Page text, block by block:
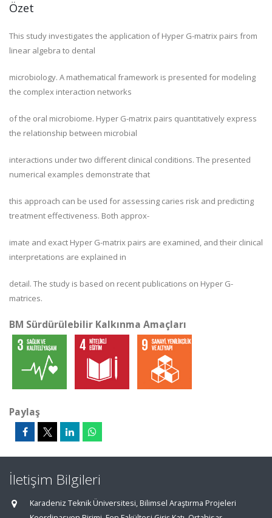
Özet
This study investigates the application of Hyper G-matrix pairs from
linear algebra to dental
microbiology. A mathematical framework is presented for modeling
the complex interaction networks
of the oral microbiome. Hyper G-matrix pairs quantitatively express
the relationship between microbial
interactions under two different clinical conditions. The presented
numerical examples demonstrate that
this approach can be used for assessing caries risk and predicting
treatment effectiveness. Both approx-
imate and exact Hyper G-matrix pairs are examined, and their clinical
interpretations are explained in
detail. The study is based on recent publications on Hyper G-
matrices.
BM Sürdürülebilir Kalkınma Amaçları
Paylaş
İletişim Bilgileri
Karadeniz Teknik Üniversitesi, Bilimsel Araştırma Projeleri